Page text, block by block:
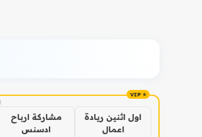
اول اثنين ريادة
اعمال
مشاركة ارباح
ادسنس